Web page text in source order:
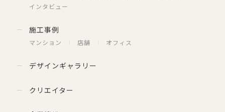
インタビュー
施工事例
マンション 店舗 オフィス
デザインギャラリー
クリエイター